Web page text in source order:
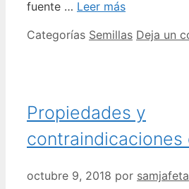
fuente … Leer más
Categorías Semillas Deja un
Propiedades y
contraindicaciones
octubre 9, 2018 por samjafeta